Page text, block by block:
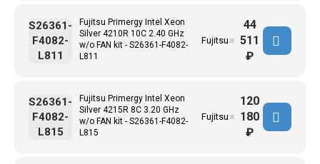
Fujitsu Primergy Intel Xeon
Silver 4210R 10C 2.40 GHz
w/o FAN kit - S26361-F4082-
L811
Fujitsu
S26361-
F4082-
L811
✖
44
511
₽
Fujitsu Primergy Intel Xeon
Silver 4215R 8C 3.20 GHz
w/o FAN kit - S26361-F4082-
L815
Fujitsu
S26361-
F4082-
L815
✖
120
180
₽